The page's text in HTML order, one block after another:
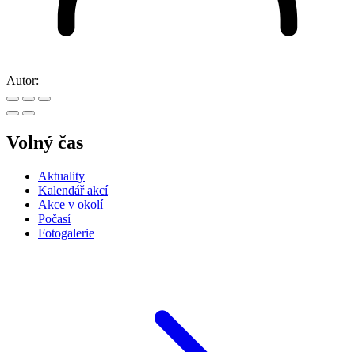
Autor:
Volný čas
Aktuality
Kalendář akcí
Akce v okolí
Počasí
Fotogalerie